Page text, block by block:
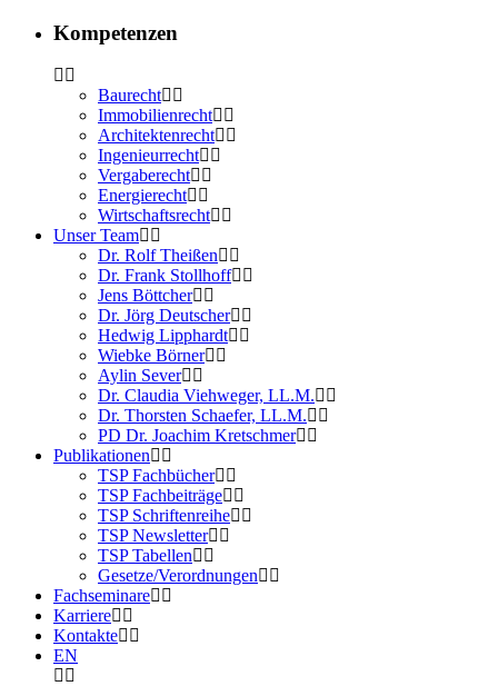
Kompetenzen
Baurecht
Immobilienrecht
Architektenrecht
Ingenieurrecht
Vergaberecht
Energierecht
Wirtschaftsrecht
Unser Team
Dr. Rolf Theißen
Dr. Frank Stollhoff
Jens Böttcher
Dr. Jörg Deutscher
Hedwig Lipphardt
Wiebke Börner
Aylin Sever
Dr. Claudia Viehweger, LL.M.
Dr. Thorsten Schaefer, LL.M.
PD Dr. Joachim Kretschmer
Publikationen
TSP Fachbücher
TSP Fachbeiträge
TSP Schriftenreihe
TSP Newsletter
TSP Tabellen
Gesetze/Verordnungen
Fachseminare
Karriere
Kontakte
EN